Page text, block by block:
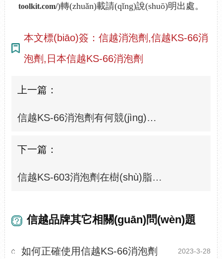
toolkit.com/)轉(zhuǎn)載請(qǐng)說(shuō)明出處。
本文標(biāo)簽：信越消泡劑,信越KS-66消
泡劑,日本信越KS-66消泡劑
上一篇：
信越KS-66消泡劑有何競(jìng)爭(zhēng)優(yōu)勢(shì)
下一篇：
信越KS-603消泡劑在樹(shù)脂中的應(yīng)用
信越品牌其它相關(guān)問(wèn)題
如何正確使用信越KS-66消泡劑 2023-3-28